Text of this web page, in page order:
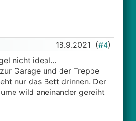
18.9.2021 (#4)
nicht ideal...
Garage und der Treppe
nur das Bett drinnen. Der
wild aneinander gereiht